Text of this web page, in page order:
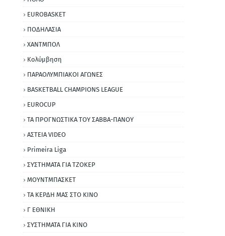
EUROBASKET
ΠΟΔΗΛΑΣΙΑ
ΧΑΝΤΜΠΟΛ
Κολύμβηση
ΠΑΡΑΟΛΥΜΠΙΑΚΟΙ ΑΓΩΝΕΣ
BASKETBALL CHAMPIONS LEAGUE
EUROCUP
ΤΑ ΠΡΟΓΝΩΣΤΙΚΑ ΤΟΥ ΣΑΒΒΑ-ΠΑΝΟΥ
ΑΣΤΕΙΑ VIDEO
Primeira Liga
ΣΥΣΤΗΜΑΤΑ ΓΙΑ ΤΖΟΚΕΡ
ΜΟΥΝΤΜΠΑΣΚΕΤ
ΤΑ ΚΕΡΔΗ ΜΑΣ ΣΤΟ ΚΙΝΟ
Γ ΕΘΝΙΚΗ
ΣΥΣΤΗΜΑΤΑ ΓΙΑ ΚΙΝΟ